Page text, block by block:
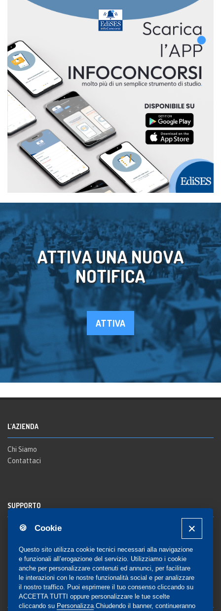
🍪 Cookie
Questo sito utilizza cookie tecnici necessari alla navigazione
e funzionali all’erogazione del servizio. Utilizziamo i cookie
anche per personalizzare contenuti ed annunci, per facilitare
le interazioni con le nostre funzionalità social e per analizzare
il nostro traffico. Puoi esprimere il tuo consenso cliccando su
ACCETTA TUTTI oppure personalizzare le tue scelte
cliccando su Personalizza .Chiudendo il banner, continueranno
ATTIVA UNA NUOVA
NOTIFICA
ATTIVA
L'AZIENDA
Chi Siamo
Contattaci
SUPPORTO
Registrazione al sito
Notifica
COMMUNITY